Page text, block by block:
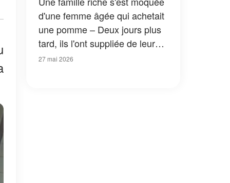
d'une femme âgée qui achetait
une pomme – Deux jours plus
tard, ils l'ont suppliée de leur
pardonner
27 mai 2026